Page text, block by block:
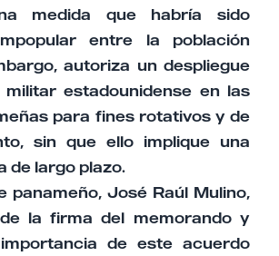
medida que habría sido
entre la población
autoriza un despliegue
estadounidense en las
para fines rotativos y de
sin que ello implique una
de largo plazo.
panameño, José Raúl Mulino,
la firma del memorando y
de este acuerdo